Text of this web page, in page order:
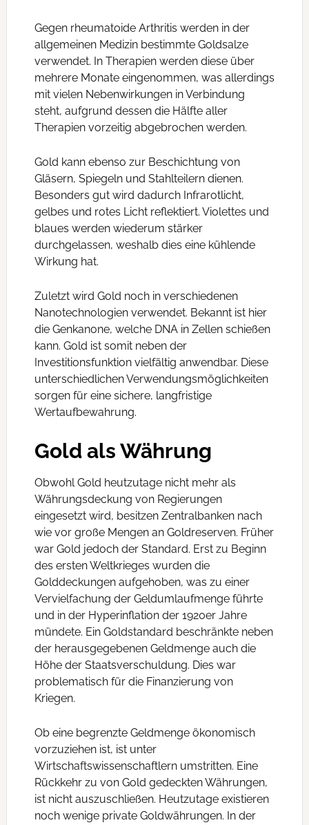
Gegen rheumatoide Arthritis werden in der
allgemeinen Medizin bestimmte Goldsalze
verwendet. In Therapien werden diese über
mehrere Monate eingenommen, was allerdings
mit vielen Nebenwirkungen in Verbindung
steht, aufgrund dessen die Hälfte aller
Therapien vorzeitig abgebrochen werden.
Gold kann ebenso zur Beschichtung von
Gläsern, Spiegeln und Stahlteilern dienen.
Besonders gut wird dadurch Infrarotlicht,
gelbes und rotes Licht reflektiert. Violettes und
blaues werden wiederum stärker
durchgelassen, weshalb dies eine kühlende
Wirkung hat.
Zuletzt wird Gold noch in verschiedenen
Nanotechnologien verwendet. Bekannt ist hier
die Genkanone, welche DNA in Zellen schießen
kann. Gold ist somit neben der
Investitionsfunktion vielfältig anwendbar. Diese
unterschiedlichen Verwendungsmöglichkeiten
sorgen für eine sichere, langfristige
Wertaufbewahrung.
Gold als Währung
Obwohl Gold heutzutage nicht mehr als
Währungsdeckung von Regierungen
eingesetzt wird, besitzen Zentralbanken nach
wie vor große Mengen an Goldreserven. Früher
war Gold jedoch der Standard. Erst zu Beginn
des ersten Weltkrieges wurden die
Golddeckungen aufgehoben, was zu einer
Vervielfachung der Geldumlaufmenge führte
und in der Hyperinflation der 1920er Jahre
mündete. Ein Goldstandard beschränkte neben
der herausgegebenen Geldmenge auch die
Höhe der Staatsverschuldung. Dies war
problematisch für die Finanzierung von
Kriegen.
Ob eine begrenzte Geldmenge ökonomisch
vorzuziehen ist, ist unter
Wirtschaftswissenschaftlern umstritten. Eine
Rückkehr zu von Gold gedeckten Währungen,
ist nicht auszuschließen. Heutzutage existieren
noch wenige private Goldwährungen. In der